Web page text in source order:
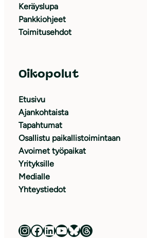
Keräyslupa
Pankkiohjeet
Toimitusehdot
Oikopolut
Etusivu
Ajankohtaista
Tapahtumat
Osallistu paikallistoimintaan
Avoimet työpaikat
Yrityksille
Medialle
Yhteystiedot
Luonnonsuojeluliitto Instagramissa Luonnonsuojeluliitto Facebookissa Luonnonsuojeluliitto LinkedInissä Luonnonsuojeluliiton YouTube-kanava Luonnonsuojeluliitto Blueskyssa Luonnonsuojeluliitto Threadsissa